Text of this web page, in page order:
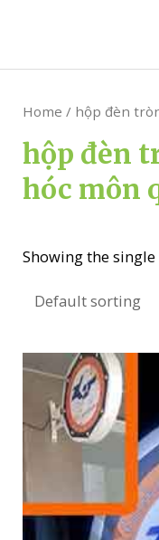
Home / hộp đèn
hộp đèn
hóc môn
Showing the